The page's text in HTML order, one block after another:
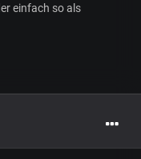
einfach so als